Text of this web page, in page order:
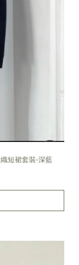
短裙套裝-深藍